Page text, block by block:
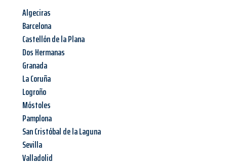
Algeciras
Barcelona
Castellón de la Plana
Dos Hermanas
Granada
La Coruña
Logroño
Móstoles
Pamplona
San Cristóbal de la Laguna
Sevilla
Valladolid